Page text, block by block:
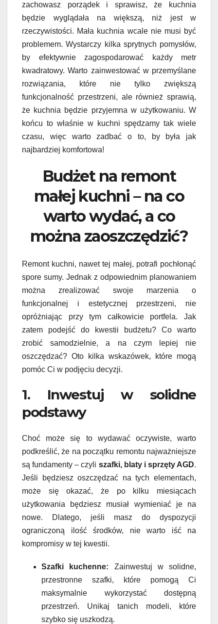
zachowasz porządek i sprawisz, że kuchnia
będzie wyglądała na większą, niż jest w
rzeczywistości. Mała kuchnia wcale nie musi być
problemem. Wystarczy kilka sprytnych pomysłów,
by efektywnie zagospodarować każdy metr
kwadratowy. Warto zainwestować w przemyślane
rozwiązania, które nie tylko zwiększą
funkcjonalność przestrzeni, ale również sprawią,
że kuchnia będzie przyjemna w użytkowaniu. W
końcu to właśnie w kuchni spędzamy tak wiele
czasu, więc warto zadbać o to, by była jak
najbardziej komfortowa!
Budżet na remont
małej kuchni – na co
warto wydać, a co
można zaoszczędzić?
Remont kuchni, nawet tej małej, potrafi pochłonąć
spore sumy. Jednak z odpowiednim planowaniem
można zrealizować swoje marzenia o
funkcjonalnej i estetycznej przestrzeni, nie
opróżniając przy tym całkowicie portfela. Jak
zatem podejść do kwestii budżetu? Co warto
zrobić samodzielnie, a na czym lepiej nie
oszczędzać? Oto kilka wskazówek, które mogą
pomóc Ci w podjęciu decyzji.
1. Inwestuj w solidne
podstawy
Choć może się to wydawać oczywiste, warto
podkreślić, że na początku remontu najważniejsze
są fundamenty – czyli szafki, blaty i sprzęty AGD.
Jeśli będziesz oszczędzać na tych elementach,
może się okazać, że po kilku miesiącach
użytkowania będziesz musiał wymieniać je na
nowe. Dlatego, jeśli masz do dyspozycji
ograniczoną ilość środków, nie warto iść na
kompromisy w tej kwestii.
Szafki kuchenne: Zainwestuj w solidne,
przestronne szafki, które pomogą Ci
maksymalnie wykorzystać dostępną
przestrzeń. Unikaj tanich modeli, które
szybko się uszkodzą.